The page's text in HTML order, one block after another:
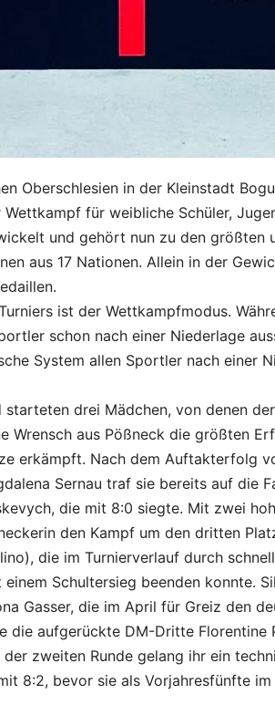
Oberschlesien in der Kleinstadt
für weibliche Schüler,
und gehört nun zu den größten
aus 17 Nationen. Allein in der
ist der Wettkampfmodus.
schon nach einer Niederlage
System allen Sportler nach einer
starteten drei Mädchen, von denen
Wrensch aus Pößneck die größten
erkämpft. Nach dem Auftakterfolg
Sernau traf sie bereits auf die
die mit 8:0 siegte. Mit zwei
den Kampf um den dritten
die im Turnierverlauf durch
Schultersieg beenden konnte.
Gasser, die im April für Greiz den
die aufgerückte DM-Dritte
zweiten Runde gelang ihr ein
8:2, bevor sie als Vorjahresfünfte